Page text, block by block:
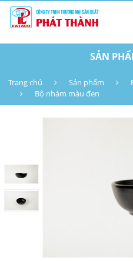
SẢN
Trang chủ Sản phẩm
Bộ nhám màu đen